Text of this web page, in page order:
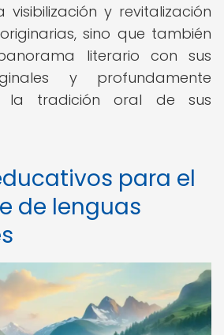
y revitalización
sino que también
literario con sus
y profundamente
la tradición oral de sus
para el
de lenguas